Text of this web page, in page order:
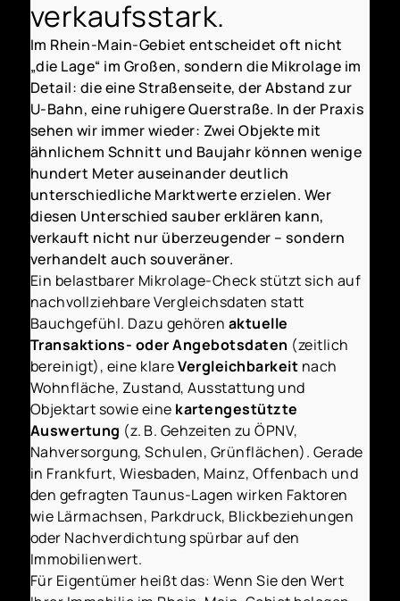
verkaufsstark.
Im Rhein-Main-Gebiet entscheidet oft nicht
„die Lage“ im Großen, sondern die Mikrolage im
Detail: die eine Straßenseite, der Abstand zur
U-Bahn, eine ruhigere Querstraße. In der Praxis
sehen wir immer wieder: Zwei Objekte mit
ähnlichem Schnitt und Baujahr können wenige
hundert Meter auseinander deutlich
unterschiedliche Marktwerte erzielen. Wer
diesen Unterschied sauber erklären kann,
verkauft nicht nur überzeugender – sondern
verhandelt auch souveräner.
Ein belastbarer Mikrolage-Check stützt sich auf
nachvollziehbare Vergleichsdaten statt
Bauchgefühl. Dazu gehören aktuelle
Transaktions- oder Angebotsdaten (zeitlich
bereinigt), eine klareVergleichbarkeit nach
Wohnfläche, Zustand, Ausstattung und
Objektart sowie eine kartengestützte
Auswertung (z. B. Gehzeiten zu ÖPNV,
Nahversorgung, Schulen, Grünflächen). Gerade
in Frankfurt, Wiesbaden, Mainz, Offenbach und
den gefragten Taunus-Lagen wirken Faktoren
wie Lärmachsen, Parkdruck, Blickbeziehungen
oder Nachverdichtung spürbar auf den
Immobilienwert.
Für Eigentümer heißt das: Wenn Sie den Wert